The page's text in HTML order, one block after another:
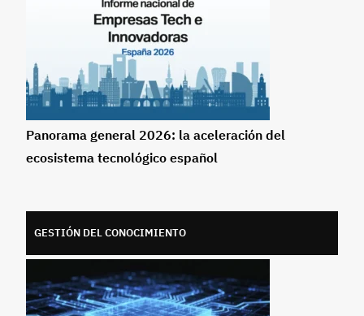
Panorama general 2026: la aceleración del
ecosistema tecnológico español
GESTIÓN DEL CONOCIMIENTO